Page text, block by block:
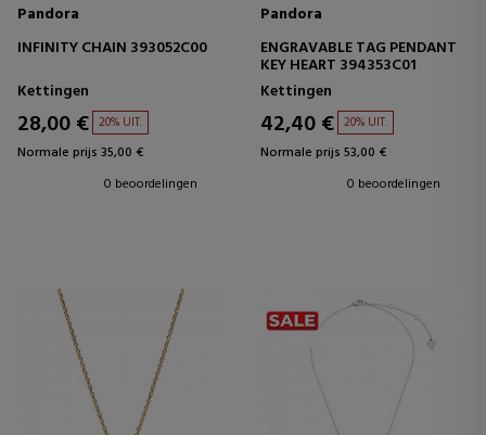
Pandora
INFINITY CHAIN 393052C00
Kettingen
28,00 € 20% UIT.
Normale prijs 35,00 €
0 beoordelingen
Pandora
ENGRAVABLE TAG PENDANT
KEY HEART 394353C01
Kettingen
42,40 € 20% UIT.
Normale prijs 53,00 €
0 beoordelingen